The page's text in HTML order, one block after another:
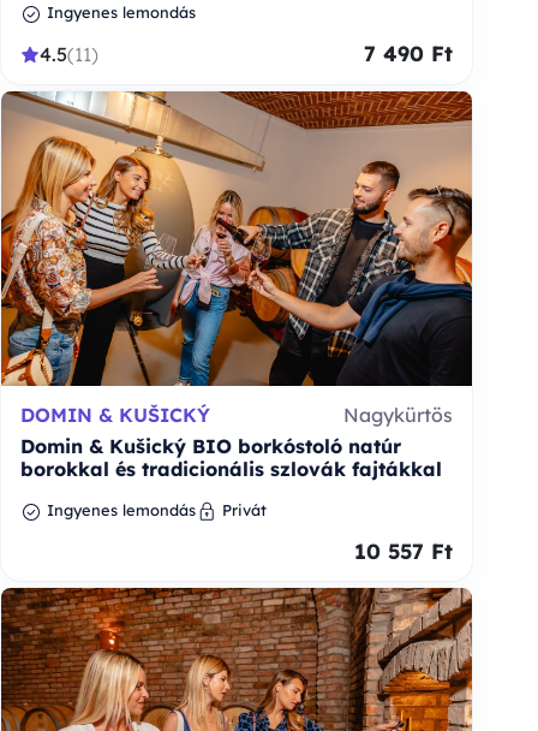
Ingyenes lemondás
4.5(11) 7 490 Ft
DOMIN & KUŠICKÝ
Nagykürtös
Domin & Kušický BIO borkóstoló natúr
borokkal és tradicionális szlovák fajtákkal
Ingyenes lemondás Privát
10 557 Ft